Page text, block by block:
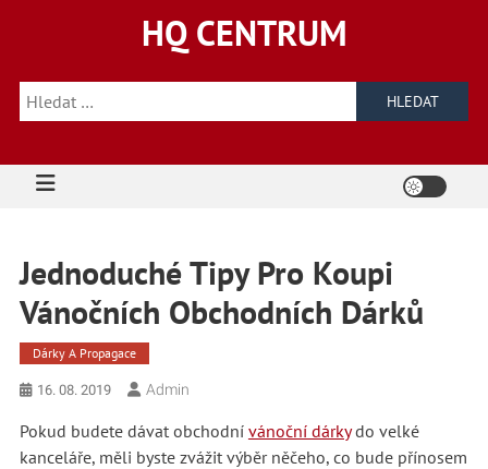
HQ CENTRUM
Vyhledávání
Jednoduché Tipy Pro Koupi
Vánočních Obchodních Dárků
Dárky A Propagace
16. 08. 2019 Admin
Pokud budete dávat obchodní vánoční dárkydo velké
kanceláře, měli byste zvážit výběr něčeho, co bude přínosem